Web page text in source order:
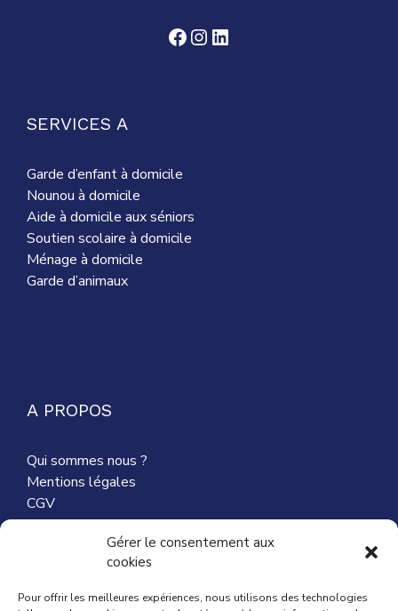
Gérer le consentement aux
cookies
Pour offrir les meilleures expériences, nous utilisons des technologies
Facebook
Instagram
LinkedIn
SERVICES A
Garde d’enfant à domicile
Nounou à domicile
Aide à domicile aux séniors
Soutien scolaire à domicile
Ménage à domicile
Garde d’animaux
A PROPOS
Qui sommes nous ?
Mentions légales
CGV
Nous contacter